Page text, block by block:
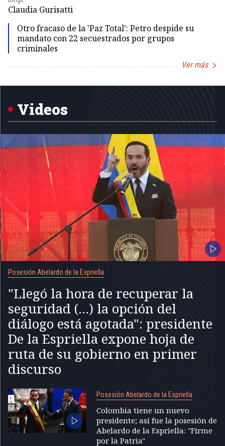
Claudia Gurisatti
Otro fracaso de la 'Paz Total': Petro despide su
mandato con 22 secuestrados por grupos
criminales
Ver más
Videos
Posesión Abelardo de la Espriella
"Llegó la hora de recuperar la
seguridad (...) la opción del
diálogo está agotada": presidente
De la Espriella expone hoja de
ruta de su gobierno en primer
discurso
Posesión Abelardo de la Espriella
Colombia tiene un nuevo
presidente; así fue la posesión de
Abelardo de la Espriella: "Firme
por la Patria"